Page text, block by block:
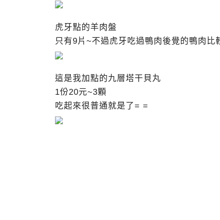
虎牙點的羊肉盤
只有9片~不過虎牙吃過鴨肉後覺的鴨肉比
這是我加點的九層塔干貝丸
1份20元~3顆
吃起來很普通就是了= =